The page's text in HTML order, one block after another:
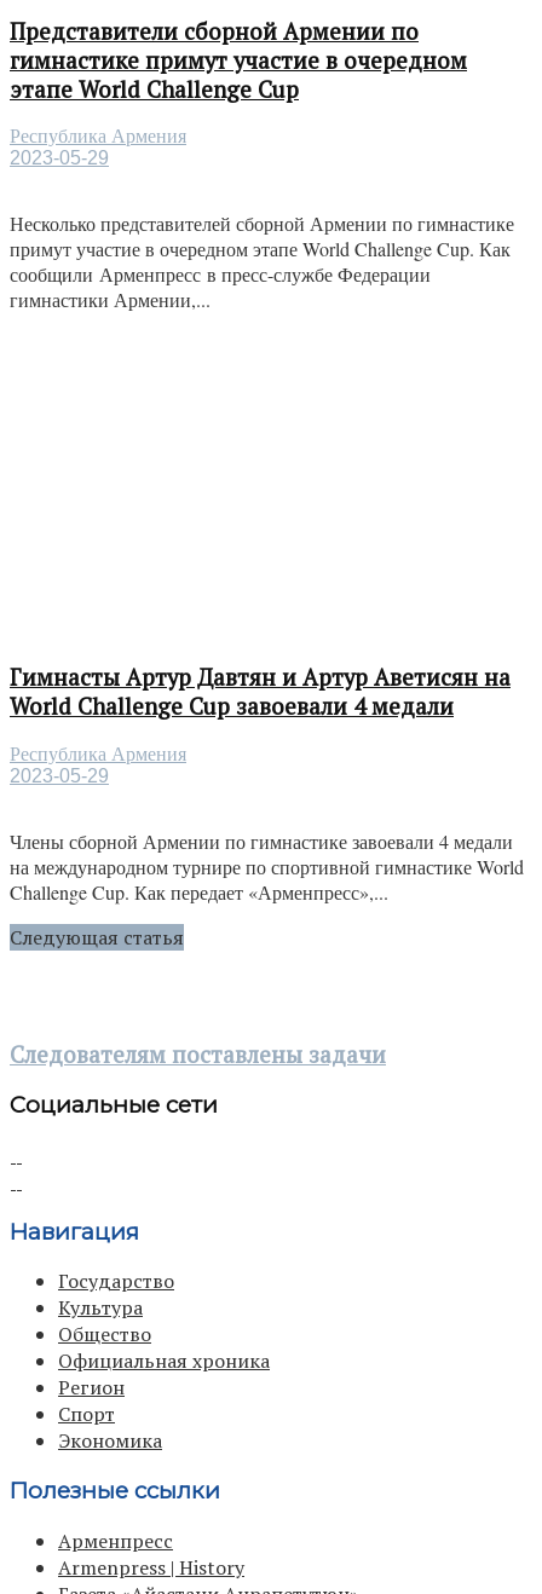
Представители сборной Армении по
гимнастике примут участие в очередном
этапе World Challenge Cup
Республика Армения
2023-05-29
Несколько представителей сборной Армении по гимнастике
примут участие в очередном этапе World Challenge Cup. Как
сообщили Арменпресс в пресс-службе Федерации
гимнастики Армении,...
Гимнасты Артур Давтян и Артур Аветисян на
World Challenge Cup завоевали 4 медали
Республика Армения
2023-05-29
Члены сборной Армении по гимнастике завоевали 4 медали
на международном турнире по спортивной гимнастике World
Challenge Cup. Как передает «Арменпресс»,...
Следующая статья
Следователям поставлены задачи
Социальные сети
Навигация
Государство
Культура
Общество
Официальная хроника
Регион
Спорт
Экономика
Полезные ссылки
Арменпресс
Armenpress | History